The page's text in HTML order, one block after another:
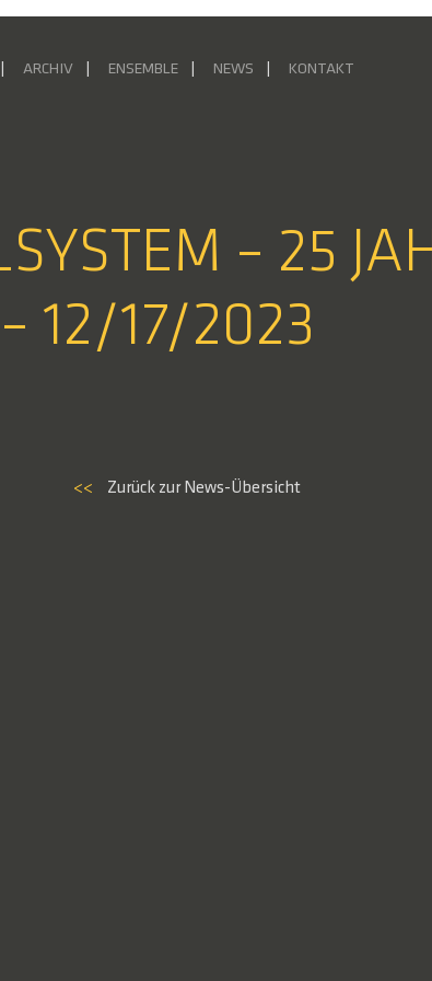
ARCHIV ENSEMBLE NEWS KONTAKT
– 25
12/17/2023
<< Zurück zur News-Übersicht